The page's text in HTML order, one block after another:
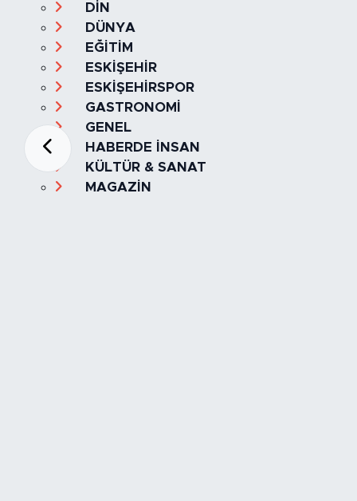
DİN
DÜNYA
EĞİTİM
ESKİŞEHİR
ESKİŞEHİRSPOR
GASTRONOMİ
GENEL
HABERDE İNSAN
KÜLTÜR & SANAT
MAGAZİN